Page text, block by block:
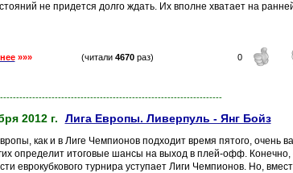
не придется долго ждать. Их вполне хватает на
»»» (читали 4670раз) 0
2012 г. Лига Европы. Ливерпуль - Янг Бойз
как и в Лиге Чемпионов подходит время пятого, очень
определит итоговые шансы на выход в плей-офф. Конечно,
еврокубкового турнира уступает Лиги Чемпионов. Но,